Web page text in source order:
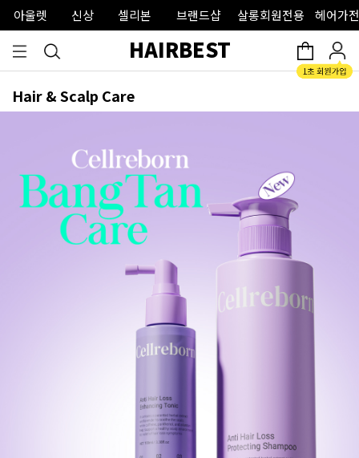
아울렛 신상 셀리본 브랜드샵 살롱회원전용 헤어가
HAIRBEST
Hair & Scalp Care